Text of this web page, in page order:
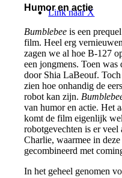
Link naar X
Humor en actie
Bumblebee is een
film. Heel erg
zagen we al hoe B-127
een jongmens. Toen
door Shia LaBeouf.
zien hoe onhandig de
robot kan zijn.
van humor en actie. Het
komt de film eigenlijk
robotgevechten is er
Charlie, waarmee in
gecombineerd met
In het geheel genomen